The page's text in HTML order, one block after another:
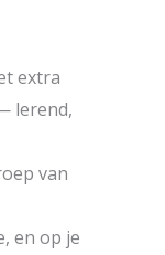
extra
lerend,
van
en op je